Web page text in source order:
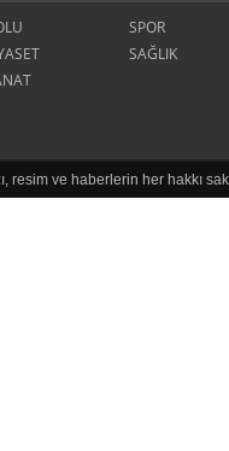
SPOR
SAĞLIK
ve haberlerin her hakkı